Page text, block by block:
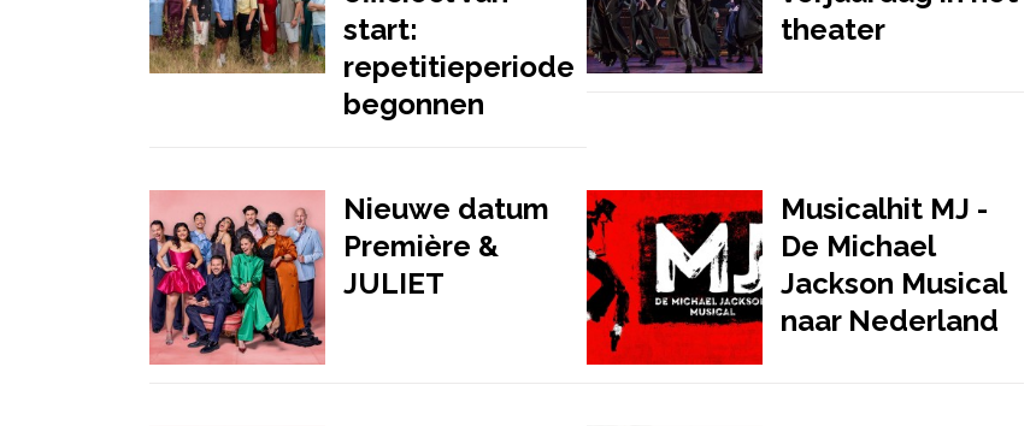
start:
repetitieperiode
begonnen
theater
Nieuwe datum
Première &
JULIET
Musicalhit MJ -
De Michael
Jackson Musical
naar Nederland